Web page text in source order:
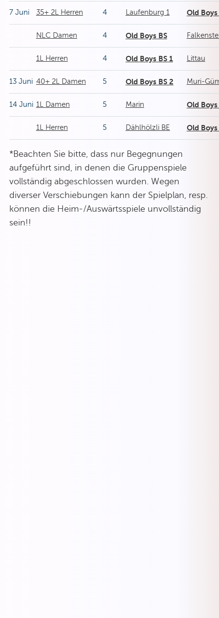
7 Juni 35+ 2L Herren 4 Laufenburg 1 Old Boys
NLC Damen 4 Old Boys BS
1L Herren 4 Old Boys BS 1 Littau
13 Juni 40+ 2L Damen 5 Old Boys BS 2 Muri-
14 Juni 1L Damen 5 Marin Old Boys
1L Herren 5 Dählhölzli BE Old Boys
*Beachten Sie bitte, dass nur Begegnungen
aufgeführt sind, in denen die Gruppenspiele
vollständig abgeschlossen wurden. Wegen
diverser Verschiebungen kann der Spielplan, resp.
können die Heim-/Auswärtsspiele unvollständig
sein!!